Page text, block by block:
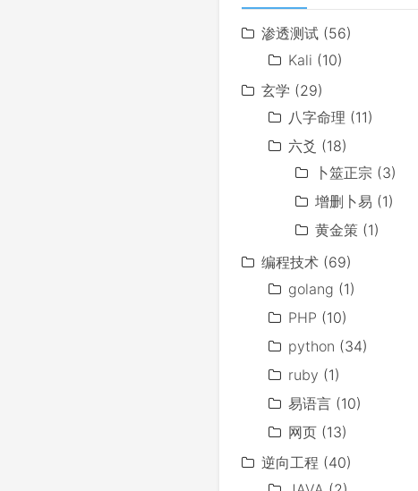
渗透测试 (56)
Kali (10)
玄学 (29)
八字命理 (11)
六爻 (18)
卜筮正宗 (3)
增删卜易 (1)
黄金策 (1)
编程技术 (69)
golang (1)
PHP (10)
python (34)
ruby (1)
易语言 (10)
网页 (13)
逆向工程 (40)